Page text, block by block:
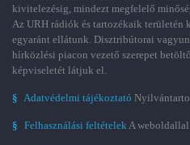
kivitelezésig, mindezt megfelelő
Az URH rádiók és tartozékaik területén
egyaránt ellátunk. Disztribútorai
hírközlési piacon vezető szerepet
képviseletét látjuk el.
§ Adatvédelmi tájékoztató
§ Felhasználási feltételek A